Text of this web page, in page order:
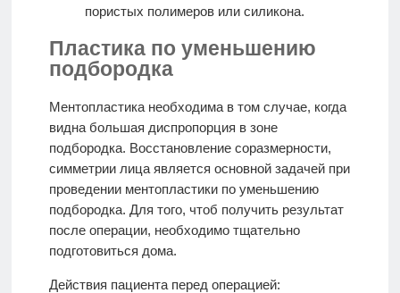
пористых полимеров или силикона.
Пластика по уменьшению
подбородка
Ментопластика необходима в том случае, когда
видна большая диспропорция в зоне
подбородка. Восстановление соразмерности,
симметрии лица является основной задачей при
проведении ментопластики по уменьшению
подбородка. Для того, чтоб получить результат
после операции, необходимо тщательно
подготовиться дома.
Действия пациента перед операцией: